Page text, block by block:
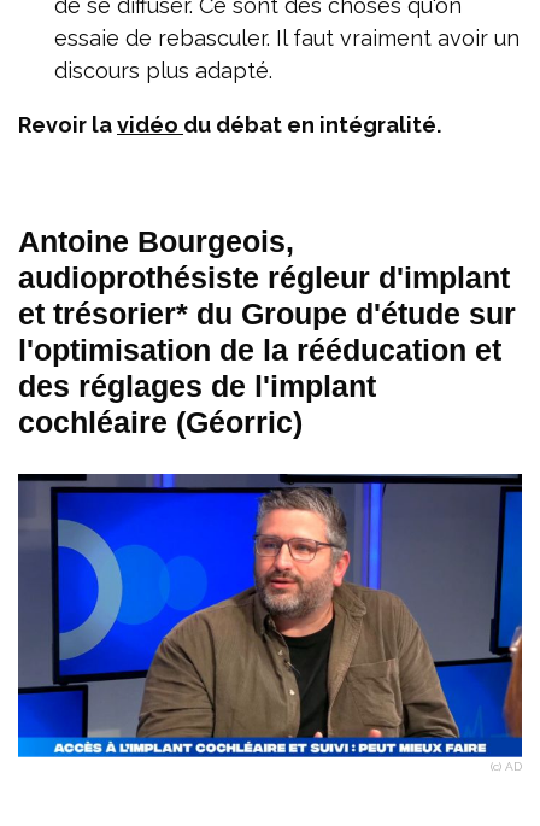
de se diffuser. Ce sont des choses qu'on
essaie de rebasculer. Il faut vraiment avoir un
discours plus adapté.
Revoir lavidéo du débat en intégralité.
Antoine Bourgeois,
audioprothésiste régleur d'implant
et trésorier* du Groupe d'étude sur
l'optimisation de la rééducation et
des réglages de l'implant
cochléaire (Géorric)
(c) AD